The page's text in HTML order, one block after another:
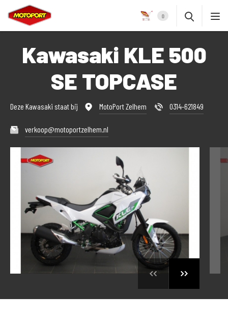
0
Kawasaki KLE 500
SE TOPCASE
Deze Kawasaki staat bij MotoPort Zelhem 0314-621849
verkoop@motoportzelhem.nl